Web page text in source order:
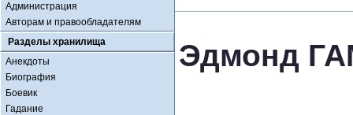
Администрация
Авторам и правообладателям
Разделы хранилища
Анекдоты
Биография
Боевик
Гадание
Эдмонд